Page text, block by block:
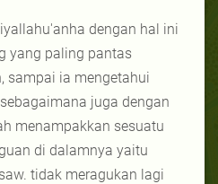
dengan hal ini
yang paling pantas
sampai ia mengetahui
juga dengan
menampakkan sesuatu
di dalamnya yaitu
tidak meragukan lagi